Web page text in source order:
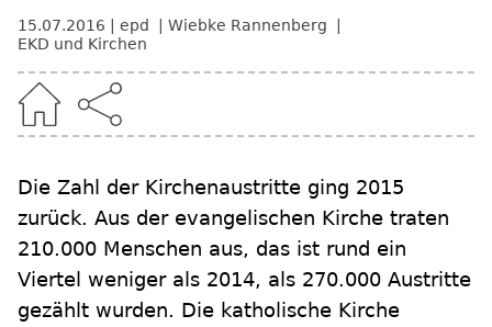
15.07.2016 epd
Wiebke Rannenberg
EKD und Kirchen
Die Zahl der Kirchenaustritte ging 2015
zurück. Aus der evangelischen Kirche traten
210.000 Menschen aus, das ist rund ein
Viertel weniger als 2014, als 270.000 Austritte
gezählt wurden. Die katholische Kirche